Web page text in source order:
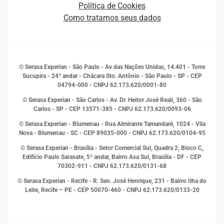
Estudos e Pesquisas
Inovação e Tecnologia
Leis e impostos
Marketing
Open Finance
Proteção de Dados
Sustentabilidade Corporativa
Sala de Imprensa
Política de Cookies
Como tratamos seus dados
© Serasa Experian - São Paulo - Av das Nações Unidas, 14.401 - Torre
Sucupira - 24º andar - Chácara Sto. Antônio - São Paulo - SP - CEP
04794-000 - CNPJ 62.173.620/0001-80
© Serasa Experian - São Carlos - Av. Dr. Heitor José Reali, 360 - São
Carlos - SP - CEP 13571-385 - CNPJ 62.173.620/0093-06
© Serasa Experian - Blumenau - Rua Almirante Tamandaré, 1024 - Vila
Nova - Blumenau - SC - CEP 89035-000 - CNPJ 62.173.620/0104-95
© Serasa Experian - Brasília - Setor Comercial Sul, Quadra 2, Bloco C,
Edifício Paulo Sarasate, 5º andar, Bairro Asa Sul, Brasília - DF - CEP
70302-911 - CNPJ 62.173.620/0131-68
© Serasa Experian - Recife - R. Sen. José Henrique, 231 - Bairro Ilha do
Leite, Recife – PE - CEP 50070-460 - CNPJ 62.173.620/0133-20